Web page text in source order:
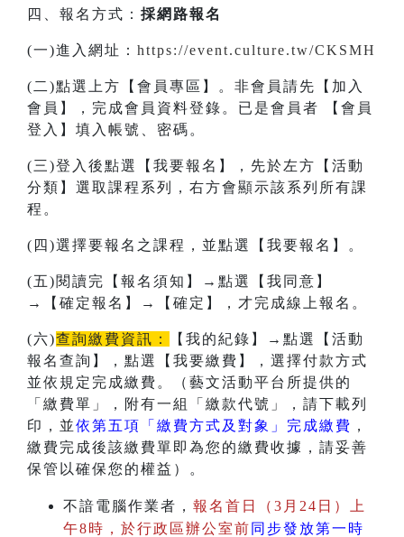
四、報名方式： 採網路報名
(一)進入網址： https://event.culture.tw/CKSMH
(二)點選上方【會員專區】。非會員請先【加入
會員】，完成會員資料登錄。已是會員者 【會員
登入】填入帳號、密碼。
(三)登入後點選【我要報名】，先於左方【活動
分類】選取課程系列，右方會顯示該系列所有課
程。
(四)選擇要報名之課程，並點選【我要報名】。
(五)閱讀完【報名須知】→點選【我同意】
→【確定報名】→【確定】，才完成線上報名。
(六)查詢繳費資訊：
【我的紀錄】→點選【活動
報名查詢】，點選【我要繳費】，選擇付款方式
並依規定完成繳費。（藝文活動平台所提供的
「繳費單」，附有一組「繳款代號」，請下載列
印，並依第五項「繳費方式及對象」完成繳費 ，
繳費完成後該繳費單即為您的繳費收據，請妥善
保管以確保您的權益）。
不諳電腦作業者， 報名首日（3月24日）上
午8時，於行政區辦公室前 同步發放第一時